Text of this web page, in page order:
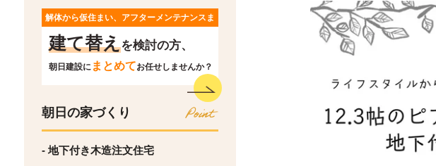
解体から仮住まい、アフターメンテナンスま
建て替えを検討の方、
朝日建設に まとめてお任せしませんか？
朝日の家づくり
- 地下付き木造注文住宅